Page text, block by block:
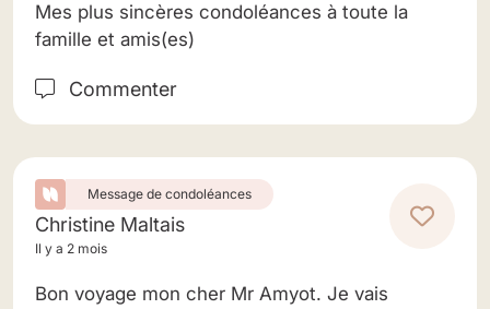
Mes plus sincères condoléances à toute la
famille et amis(es)
Commenter
Message de condoléances
Christine Maltais
Il y a 2 mois
Bon voyage mon cher Mr Amyot. Je vais